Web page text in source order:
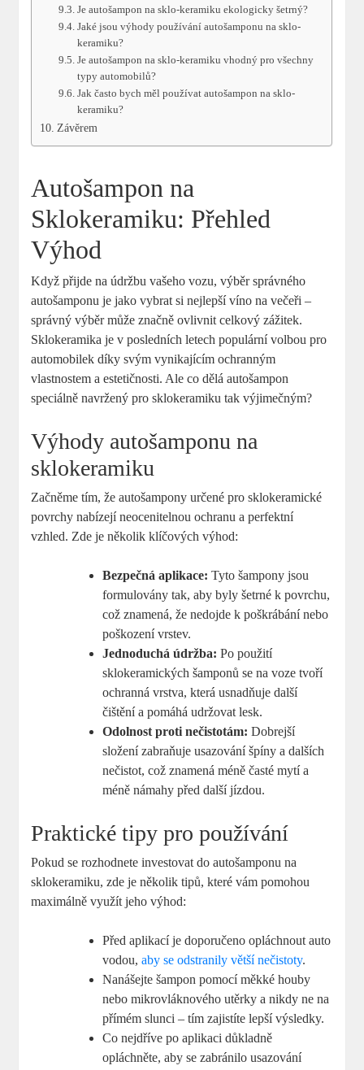
Je autošampon na sklo-keramiku ekologicky šetrný?
Jaké jsou výhody používání autošamponu na sklo-
keramiku?
Je autošampon na sklo-keramiku vhodný pro všechny
typy automobilů?
Jak často bych měl používat autošampon na sklo-
keramiku?
Závěrem
Autošampon na
Sklokeramiku: Přehled
Výhod
Když přijde na údržbu vašeho vozu, výběr správného
autošamponu je jako vybrat si nejlepší víno na večeři –
správný výběr může značně ovlivnit celkový zážitek.
Sklokeramika je v posledních letech populární volbou pro
automobilek díky svým vynikajícím ochranným
vlastnostem a estetičnosti. Ale co dělá autošampon
speciálně navržený pro sklokeramiku tak výjimečným?
Výhody autošamponu na
sklokeramiku
Začněme tím, že autošampony určené pro sklokeramické
povrchy nabízejí neocenitelnou ochranu a perfektní
vzhled. Zde je několik klíčových výhod:
Bezpečná aplikace: Tyto šampony jsou
formulovány tak, aby byly šetrné k povrchu,
což znamená, že nedojde k poškrábání nebo
poškození vrstev.
Jednoduchá údržba: Po použití
sklokeramických šamponů se na voze tvoří
ochranná vrstva, která usnadňuje další
čištění a pomáhá udržovat lesk.
Odolnost proti nečistotám: Dobrejší
složení zabraňuje usazování špíny a dalších
nečistot, což znamená méně časté mytí a
méně námahy před další jízdou.
Praktické tipy pro používání
Pokud se rozhodnete investovat do autošamponu na
sklokeramiku, zde je několik tipů, které vám pomohou
maximálně využít jeho výhod:
Před aplikací je doporučeno opláchnout auto
vodou,aby se odstranily větší nečistoty.
Nanášejte šampon pomocí měkké houby
nebo mikrovláknového utěrky a nikdy ne na
přímém slunci – tím zajistíte lepší výsledky.
Co nejdříve po aplikaci důkladně
opláchněte, aby se zabránilo usazování